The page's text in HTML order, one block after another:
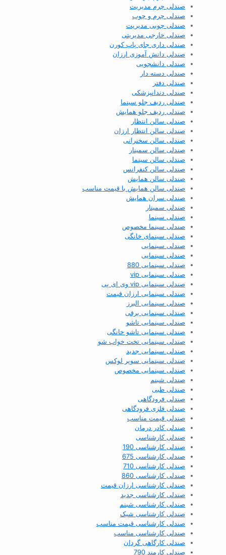
صندلی چرم مدیریت
صندلی چرم و چوب
صندلی چوبی مدیریت
صندلی خارجی مدیریتی
صندلی داری جای پاپ کورن
صندلی دانش آموزی ارزان
صندلی دانشجویی
صندلی دسته دار
صندلی دفتر
صندلی دندانپزشکی
صندلی ردیف جلو سینما
صندلی ردیف جلو همایش
صندلی سالن انتظار
صندلی سالن انتظار ارزان
صندلی سالن سخنرانی
صندلی سالن سمینار
صندلی سالن سینما
صندلی سالن کنفرانس
صندلی سالن همایش
صندلی سالن همایش با قیمت مناسب
صندلی سران همایش
صندلی سمینار
صندلی سینما
صندلی سینما مخصوص
صندلی سینمای خانگی
صندلی سینمایی
صندلی سینمایی
صندلی سینمایی 880
صندلی سینمایی vip
صندلی سینمایی vip وی ای پی
صندلی سینمایی ارزان قیمت
صندلی سینمایی البرز
صندلی سینمایی برقی
صندلی سینمایی تاشو
صندلی سینمایی تاشو خانگی
صندلی سینمایی تخت خواب شو
صندلی سینمایی جدید
صندلی سینمایی سوپر لوکس
صندلی سینمایی مخصوص
صندلی شبنم
صندلی طبی
صندلی فرودگاهی
صندلی فلزی فرودگاهی
صندلی قیمت مناسب
صندلی کادر درمان
صندلی کارشناسی
صندلی کارشناسی 190
صندلی کارشناسی 675
صندلی کارشناسی 710
صندلی کارشناسی 860
صندلی کارشناسی ارزان قیمت
صندلی کارشناسی جدید
صندلی کارشناسی شبنم
صندلی کارشناسی شیک
صندلی کارشناسی قیمت مناسب
صندلی کارشناسی مناسب
صندلی کارگاهی گردان
صندلی کارمند 790